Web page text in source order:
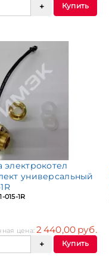
Купить
электрокотел
универсальный
015-1R
цена:2 440,00 руб.
Купить